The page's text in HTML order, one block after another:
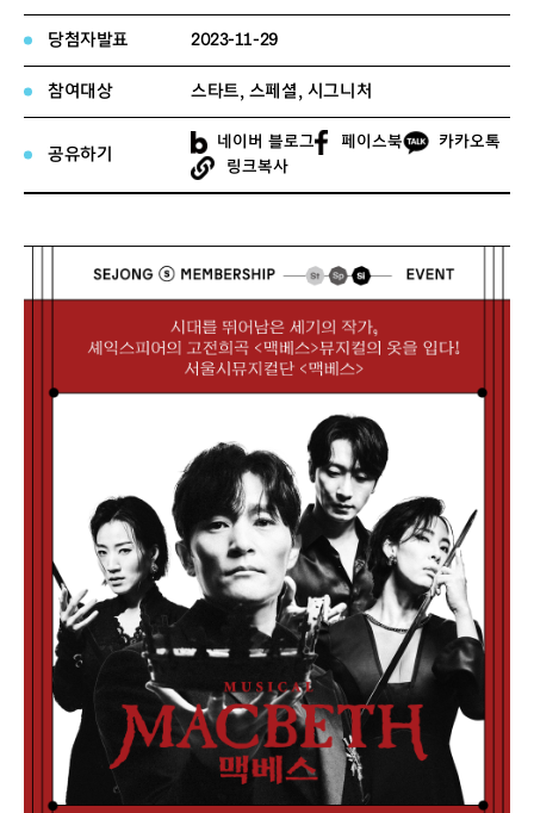
당첨자발표 2023-11-29
참여대상 스타트, 스페셜, 시그니처
공유하기
네이버 블로그 페이스북
카카오톡
링크복사